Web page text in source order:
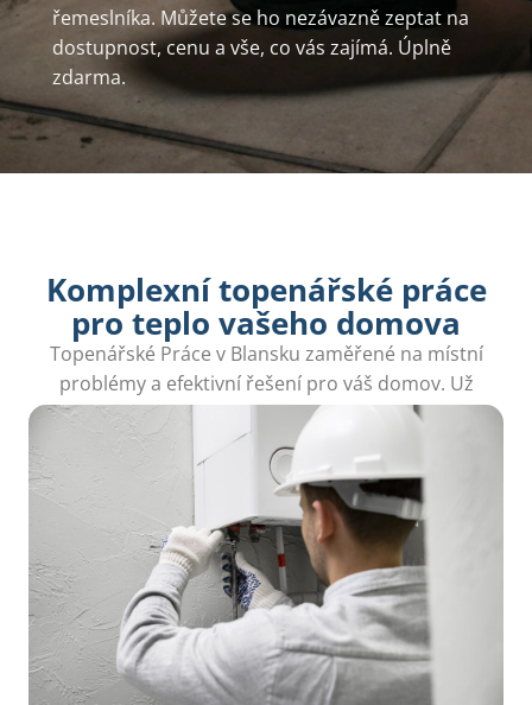
řemeslníka. Můžete se ho nezávazně zeptat na
dostupnost, cenu a vše, co vás zajímá. Úplně
zdarma.
Komplexní topenářské práce
pro teplo vašeho domova
Topenářské Práce v Blansku zaměřené na místní
problémy a efektivní řešení pro váš domov. Už
žádné starosti s topením.